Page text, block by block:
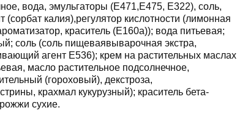
вода, эмульгаторы (Е471,Е475, Е322), соль,
(сорбат калия),регулятор кислотности (лимонная
краситель (Е160а)); вода питьевая;
соль (соль пищеваявыварочная экстра,
агент Е536); крем на растительных маслах
масло растительное подсолнечное,
(гороховый), декстроза,
крахмал кукурузный); краситель бета-
сухие.